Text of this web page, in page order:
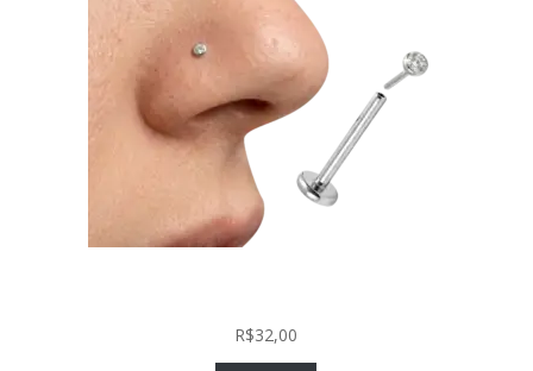
R$32,00